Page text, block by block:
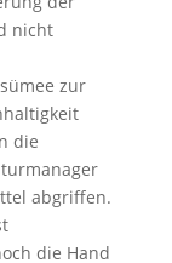
nicht
zur
die
abgriffen.
die Hand